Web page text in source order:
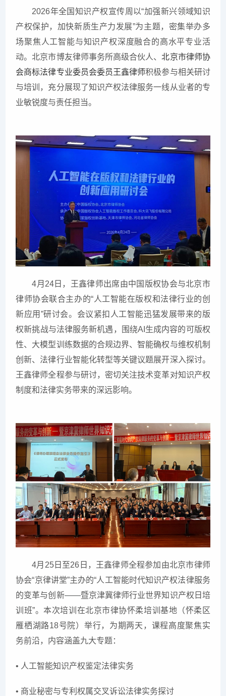
2026年全国知识产权宣传周以“加强新兴领域知识
产权保护，加快新质生产力发展”为主题，密集举办多
场聚焦人工智能与知识产权深度融合的高水平专业活
动。北京市博友律师事务所高级合伙人、北京市律师协
会商标法律专业委员会委员王鑫律师积极参与相关研讨
与培训，充分展现了知识产权法律服务一线从业者的专
业敏锐度与责任担当。
4月24日，王鑫律师出席由中国版权协会与北京市
律师协会联合主办的“人工智能在版权和法律行业的创
新应用”研讨会。会议紧扣人工智能迅猛发展带来的版
权新挑战与法律服务新机遇，围绕AI生成内容的可版权
性、大模型训练数据的合规边界、智能确权与维权机制
创新、法律行业智能化转型等关键议题展开深入探讨。
王鑫律师全程参与研讨，密切关注技术变革对知识产权
制度和法律实务带来的深远影响。
4月25日至26日，王鑫律师全程参加由北京市律师
协会“京律讲堂”主办的“人工智能时代知识产权法律服务
的变革与创新——暨京津冀律师行业世界知识产权日培
训班”。本次培训在北京市律协怀柔培训基地（怀柔区
雁栖湖路18号院）举行，为期两天，课程高度聚焦实
务前沿，内容涵盖九大专题：
• 人工智能知识产权鉴定法律实务
• 商业秘密与专利权属交叉诉讼法律实务探讨